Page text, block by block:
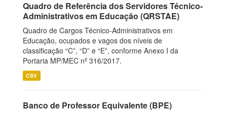
Quadro de Referência dos Servidores Técnico-
Administrativos em Educação (QRSTAE)
Quadro de Cargos Técnico-Administrativos em
Educação, ocupados e vagos dos níveis de
classificação “C”, “D” e “E”, conforme Anexo I da
Portaria MP/MEC nº 316/2017.
CSV
Banco de Professor Equivalente (BPE)